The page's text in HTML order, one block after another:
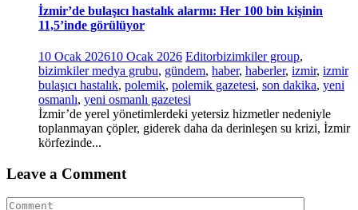
İzmir’de bulaşıcı hastalık alarmı: Her 100 bin kişinin
11,5’inde görülüyor
10 Ocak 202610 Ocak 2026 Editorbizimkiler group,
bizimkiler medya grubu, gündem, haber, haberler, izmir, izmir
bulaşıcı hastalık, polemik, polemik gazetesi, son dakika, yeni
osmanlı, yeni osmanlı gazetesi
İzmir’de yerel yönetimlerdeki yetersiz hizmetler nedeniyle
toplanmayan çöpler, giderek daha da derinleşen su krizi, İzmir
körfezinde...
Leave a Comment